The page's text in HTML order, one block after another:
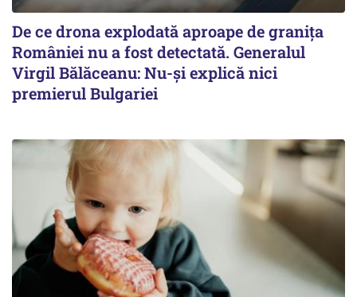
De ce drona explodată aproape de granița
României nu a fost detectată. Generalul
Virgil Bălăceanu: Nu-și explică nici
premierul Bulgariei